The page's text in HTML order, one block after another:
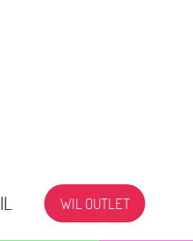
WIL OUTLET